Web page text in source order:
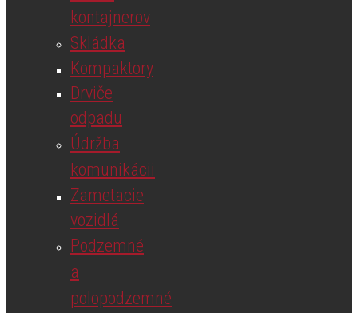
kontajnerov
Skládka
Kompaktory
Drviče
odpadu
Údržba
komunikácii
Zametacie
vozidlá
Podzemné
a
polopodzemné